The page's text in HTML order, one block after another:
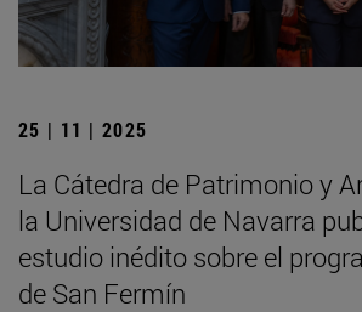
25 | 11 | 2025
La Cátedra de Patrimonio y
la Universidad de Navarra
estudio inédito sobre el
de San Fermín